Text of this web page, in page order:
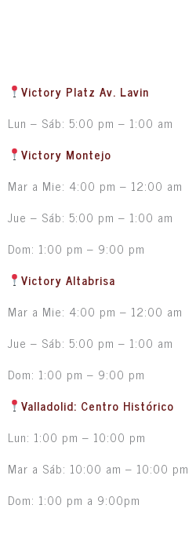
Victory Platz Av. Lavin
Lun – Sáb: 5:00 pm – 1:00 am
Victory Montejo
Mar a Mie: 4:00 pm – 12:00 am
Jue – Sáb: 5:00 pm – 1:00 am
Dom: 1:00 pm – 9:00 pm
Victory Altabrisa
Mar a Mie: 4:00 pm – 12:00 am
Jue – Sáb: 5:00 pm – 1:00 am
Dom: 1:00 pm – 9:00 pm
Valladolid: Centro Histórico
Lun: 1:00 pm – 10:00 pm
Mar a Sáb: 10:00 am – 10:00 pm
Dom: 1:00 pm a 9:00pm